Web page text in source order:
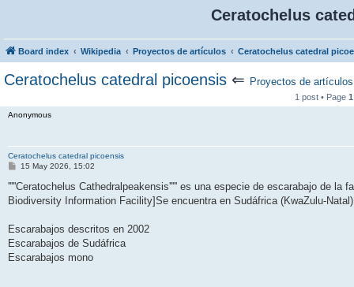
Ceratochelus
Board index Wikipedia Proyectos de artículos Ceratochelus catedral
Ceratochelus catedral picoensis ⇐ Proyectos de artículos
1 post • Page 1
Anonymous
Ceratochelus catedral picoensis
P
s
15 May 2026, 15:02
'''''Ceratochelus Cathedralpeakensis''''' es una especie de escarabajo de la
Biodiversity Information Facility]Se encuentra en Sudáfrica (KwaZulu-
Escarabajos descritos en 2002
Escarabajos de Sudáfrica
Escarabajos mono